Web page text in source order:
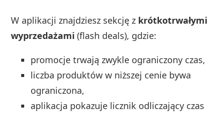
W aplikacji znajdziesz sekcję z krótkotrwałymi
wyprzedażami (flash deals), gdzie:
promocje trwają zwykle ograniczony czas,
liczba produktów w niższej cenie bywa
ograniczona,
aplikacja pokazuje licznik odliczający czas